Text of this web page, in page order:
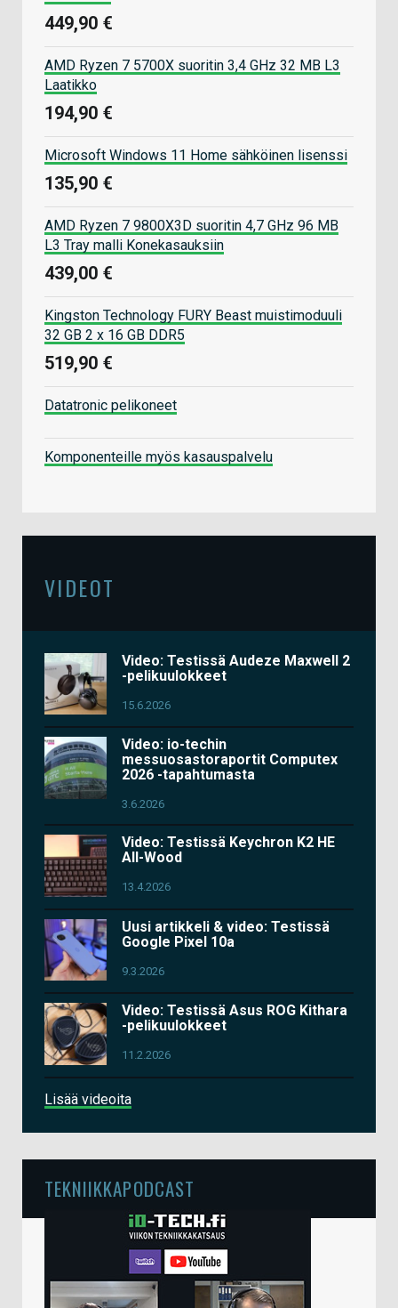
449,90 €
AMD Ryzen 7 5700X suoritin 3,4 GHz 32 MB L3
Laatikko
194,90 €
Microsoft Windows 11 Home sähköinen lisenssi
135,90 €
AMD Ryzen 7 9800X3D suoritin 4,7 GHz 96 MB
L3 Tray malli Konekasauksiin
439,00 €
Kingston Technology FURY Beast muistimoduuli
32 GB 2 x 16 GB DDR5
519,90 €
Datatronic pelikoneet
Komponenteille myös kasauspalvelu
VIDEOT
Video: Testissä Audeze Maxwell 2
-pelikuulokkeet
15.6.2026
Video: io-techin
messuosastoraportit Computex
2026 -tapahtumasta
3.6.2026
Video: Testissä Keychron K2 HE
All-Wood
13.4.2026
Uusi artikkeli & video: Testissä
Google Pixel 10a
9.3.2026
Video: Testissä Asus ROG Kithara
-pelikuulokkeet
11.2.2026
Lisää videoita
TEKNIIKKAPODCAST